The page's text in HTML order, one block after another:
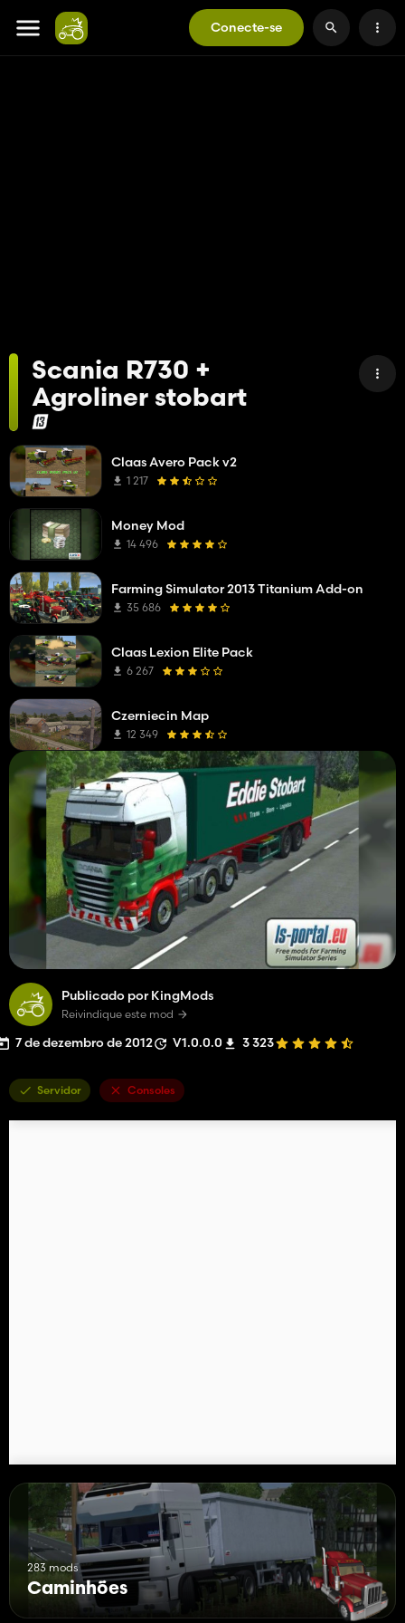
Conecte-se
Scania R730 +
Agroliner stobart
Publicado por KingMods
Reivindique este mod
7 de dezembro de 2012 V1.0.0.0 3 323
Servidor Consoles
283 mods
Caminhões
Claas Avero Pack v2
1 217
Money Mod
14 496
Farming Simulator 2013 Titanium Add-on
35 686
Claas Lexion Elite Pack
6 267
Czerniecin Map
12 349